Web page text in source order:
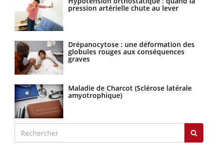
pression artérielle chute au lever
Drépanocytose : une déformation des
globules rouges aux conséquences
graves
Maladie de Charcot (Sclérose latérale
amyotrophique)